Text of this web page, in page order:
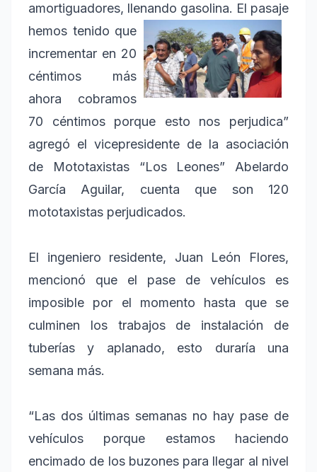
amortiguadores, llenando gasolina. El pasaje
hemos tenido que
incrementar en 20
céntimos más
ahora cobramos
70 céntimos porque esto nos perjudica”
agregó el vicepresidente de la asociación
de Mototaxistas “Los Leones” Abelardo
García Aguilar, cuenta que son 120
mototaxistas perjudicados.
El ingeniero residente, Juan León Flores,
mencionó que el pase de vehículos es
imposible por el momento hasta que se
culminen los trabajos de instalación de
tuberías y aplanado, esto duraría una
semana más.
“Las dos últimas semanas no hay pase de
vehículos porque estamos haciendo
encimado de los buzones para llegar al nivel